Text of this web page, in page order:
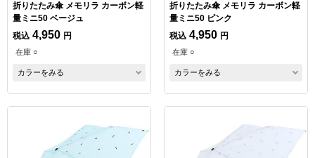
折りたたみ傘 メモリラ カーボン軽
量ミニ50 ベージュ
税込 4,950 円
在庫 ○
カラーをみる
折りたたみ傘 メモリラ カーボン軽
量ミニ50 ピンク
税込 4,950 円
在庫 ○
カラーをみる